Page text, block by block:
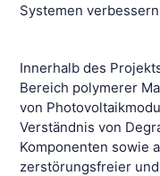
Systemen
Innerhalb des
Bereich polymerer
von
Verständnis von
Komponenten sowie
zerstörungsfreier